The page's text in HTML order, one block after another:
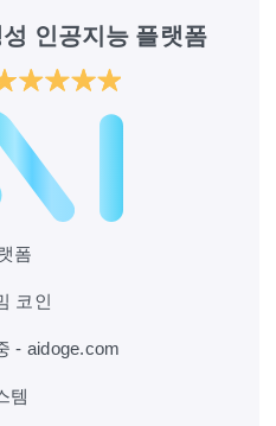
인공지능 플랫폼
폼
코인
- aidoge.com
템